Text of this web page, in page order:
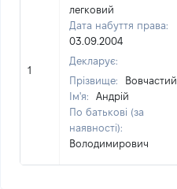
1
легковий
Дата набуття права:
03.09.2004
Декларує:
Прізвище:
Вовчастий
Ім'я:
Андрій
По батькові (за
наявності):
Володимирович